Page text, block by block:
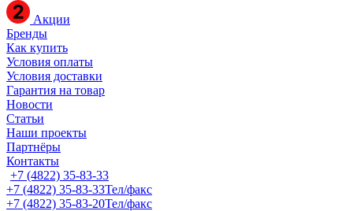
Акции
Бренды
Как купить
Условия оплаты
Условия доставки
Гарантия на товар
Новости
Статьи
Наши проекты
Партнёры
Контакты
+7 (4822) 35-83-33
+7 (4822) 35-83-33Тел/факс
+7 (4822) 35-83-20Тел/факс